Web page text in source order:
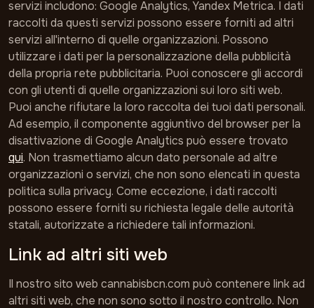
servizi includono: Google Analytics, Yandex Metrica. I dati
raccolti da questi servizi possono essere forniti ad altri
servizi all'interno di quelle organizzazioni. Possono
utilizzare i dati per la personalizzazione della pubblicità
della propria rete pubblicitaria. Puoi conoscere gli accordi
con gli utenti di quelle organizzazioni sui loro siti web.
Puoi anche rifiutare la loro raccolta dei tuoi dati personali.
Ad esempio, il componente aggiuntivo del browser per la
disattivazione di Google Analytics può essere trovato
qui. Non trasmettiamo alcun dato personale ad altre
organizzazioni o servizi, che non sono elencati in questa
politica sulla privacy. Come eccezione, i dati raccolti
possono essere forniti su richiesta legale delle autorità
statali, autorizzate a richiedere tali informazioni.
Link ad altri siti web
Il nostro sito web cannabisbcn.com può contenere link ad
altri siti web, che non sono sotto il nostro controllo. Non